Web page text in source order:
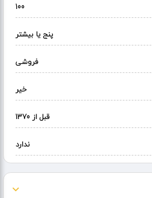
100
پنج یا بیشتر
فروشی
خیر
قبل از 1370
ندارد